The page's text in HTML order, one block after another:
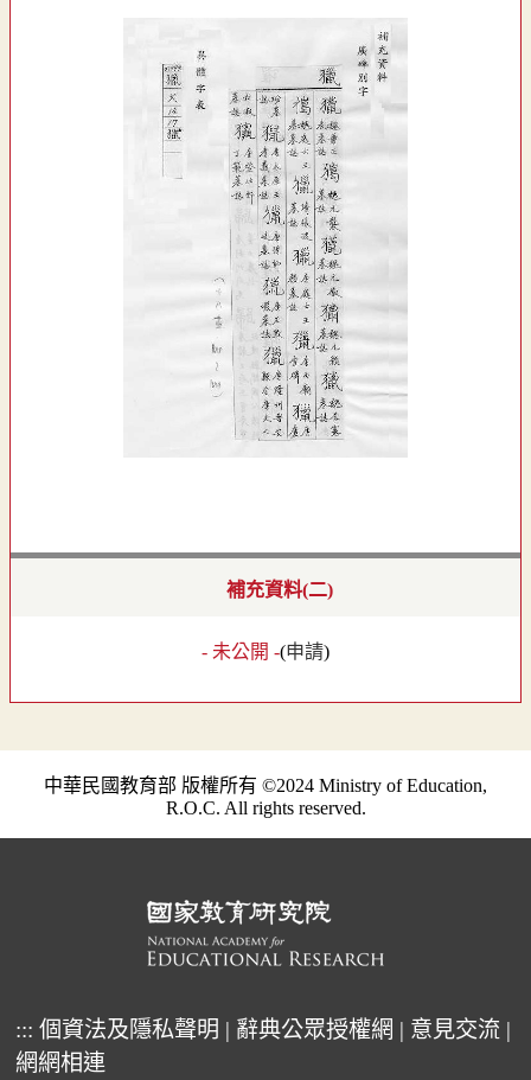
補充資料(二)
- 未公開 -(申請)
中華民國教育部 版權所有 ©2024 Ministry of Education,
R.O.C. All rights reserved.
::: 個資法及隱私聲明 | 辭典公眾授權網 | 意見交流 |
網網相連